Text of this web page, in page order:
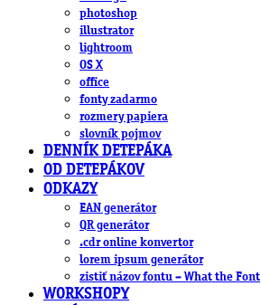
photoshop
illustrator
lightroom
OS X
office
fonty zadarmo
rozmery papiera
slovník pojmov
DENNÍK DETEPÁKA
OD DETEPÁKOV
ODKAZY
EAN generátor
QR generátor
.cdr online konvertor
lorem ipsum generátor
zistiť názov fontu – What the Font
WORKSHOPY